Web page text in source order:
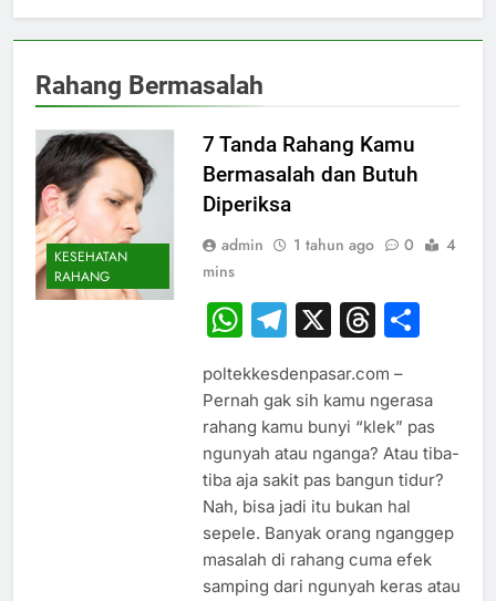
Rahang Bermasalah
KESEHATAN
RAHANG
7 Tanda Rahang Kamu
Bermasalah dan Butuh
Diperiksa
admin 1 tahun ago 0
4
mins
WhatsApp
Telegram
X
poltekkesdenpasar.com –
Pernah gak sih kamu ngerasa
rahang kamu bunyi “klek” pas
ngunyah atau nganga? Atau tiba-
tiba aja sakit pas bangun tidur?
Nah, bisa jadi itu bukan hal
sepele. Banyak orang nganggep
masalah di rahang cuma efek
samping dari ngunyah keras atau